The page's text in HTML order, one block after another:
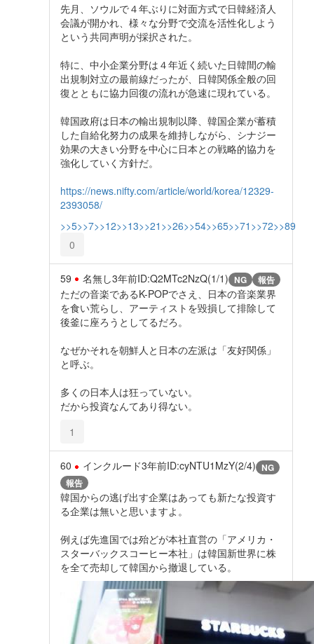
先月、ソウルで４年ぶりに対面方式で日韓経済人
会議が開かれ、様々な分野で交流を活性化しよう
という共同声明が採択された。
特に、中小企業分野は４年近く続いた日韓間の輸
出規制対立の最前線だったが、日韓関係全般の回
復とともに協力回復の流れが急速に現れている。
韓国政府は日本の輸出規制以降、韓国企業が蓄積
した自給化努力の成果を維持しながら、シナジー
効果の大きい分野を中心に日本との戦略的協力を
強化していく方針だ。
https://news.nifty.com/article/world/korea/12329-
2393058/
>>5>>7>>12>>13>>21 >>26>>54>>65>>71 >>72>>89
0
59 名無し3年前ID:Q2MTc2NzQ(1/1) NG 報告
ただの音楽であるK-POPでさえ、日本の音楽業界
を食い荒らし、アーティストを毀損して排除して
後釜に座ろうとしてるだろ。
なぜかそれを朝鮮人と日本の左派は「友好関係」
と呼ぶ。
多くの日本人は狂っていない。
だから投資なんてあり得ない。
1
60 インクルード3年前ID:cyNTU1MzY(2/4) NG
報告
韓国からの逃げ出す企業はあっても新たな投資す
る企業は無いと思いますよ。
例えば先進国では殆どが本社直営の「アメリカ・
スターバックスコーヒー本社」は韓国新世界に株
を全て売却して韓国から撤退している。